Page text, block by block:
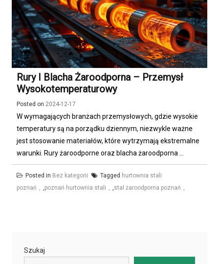
Rury I Blacha Żaroodporna – Przemysł
Wysokotemperaturowy
Posted on 2024-12-17
W wymagających branżach przemysłowych, gdzie wysokie
temperatury są na porządku dziennym, niezwykle ważne
jest stosowanie materiałów, które wytrzymają ekstremalne
warunki. Rury żaroodporne oraz blacha żaroodporna ...
Posted in Bez kategorii Tagged hurtownia stali
poznań
,poznań hurtownia stali ,stal żaroodporna poznań
Szukaj